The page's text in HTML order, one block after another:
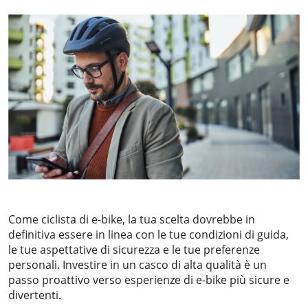
Come ciclista di e-bike, la tua scelta dovrebbe in
definitiva essere in linea con le tue condizioni di guida,
le tue aspettative di sicurezza e le tue preferenze
personali. Investire in un casco di alta qualità è un
passo proattivo verso esperienze di e-bike più sicure e
divertenti.